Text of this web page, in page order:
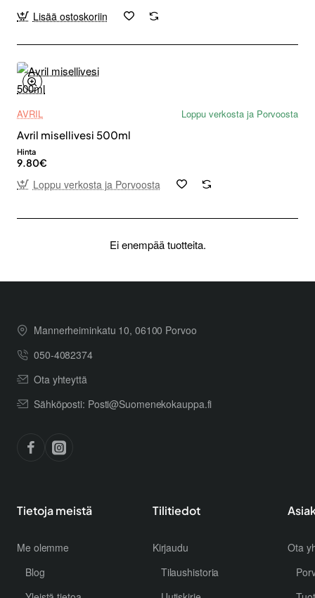
Lisää ostoskoriin
AVRIL
Loppu verkosta ja Porvoosta
Avril misellivesi 500ml
Hinta
9.80€
Loppu verkosta ja Porvoosta
Ei enempää tuotteita.
Mannerheiminkatu 10, 06100 Porvoo
050-4082374
Ota yhteyttä
Sähköposti: Posti@Suomenekokauppa.fi
Tietoja meistä
Me olemme
Blog
Tilitiedot
Kirjaudu
Tilaushistoria
Ota